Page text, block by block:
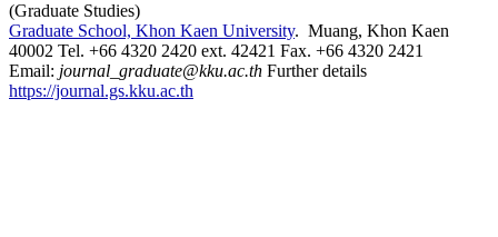
(Graduate Studies)
Graduate School, Khon Kaen University. Muang, Khon Kaen
40002 Tel. +66 4320 2420 ext. 42421 Fax. +66 4320 2421
Email: journal_graduate@kku.ac.th Further details
https://journal.gs.kku.ac.th